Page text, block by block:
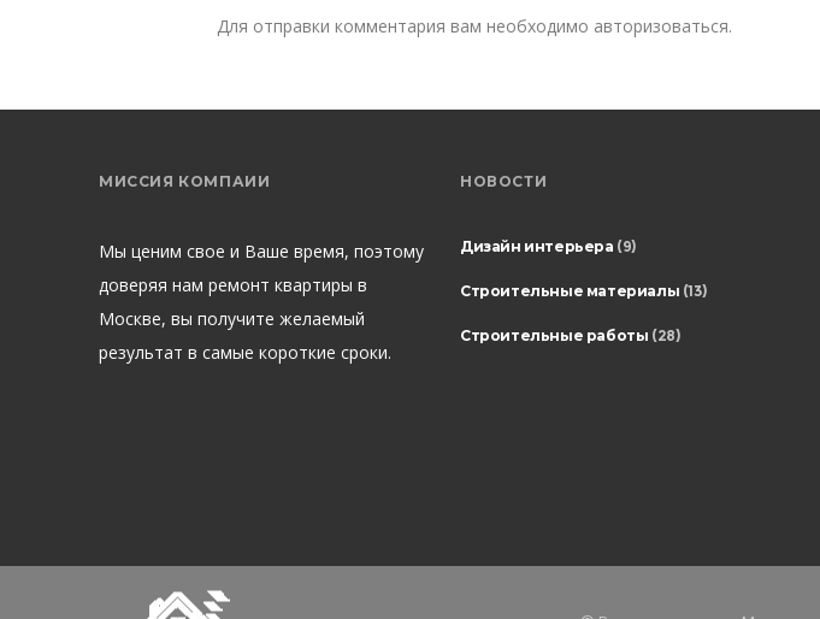
Для отправки комментария вам необходимо авторизоваться.
МИССИЯ КОМПАИИ
Мы ценим свое и Ваше время, поэтому
доверяя нам ремонт квартиры в
Москве, вы получите желаемый
результат в самые короткие сроки.
НОВОСТИ
Дизайн интерьера (9)
Строительные материалы (13)
Строительные работы (28)